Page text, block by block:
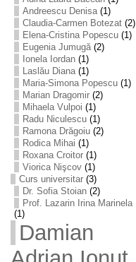
Andreescu Denisa(1)
Claudia-Carmen Botezat(2)
Elena-Cristina Popescu(1)
Eugenia Jumugă(2)
Ionela Iordan(1)
Laslău Diana(1)
Maria-Simona Popescu(1)
Marian Dragomir(2)
Mihaela Vulpoi (1)
Radu Niculescu(1)
Ramona Drăgoiu(2)
Rodica Mihai (1)
Roxana Croitor(1)
Viorica Nişcov(1)
Curs universitar(3)
Dr. Sofia Stoian(2)
Prof. Lazarin Irina Marinela
(1)
Damian